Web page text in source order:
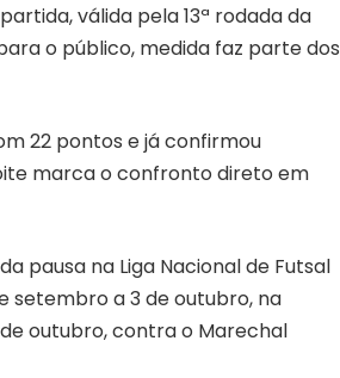
válida pela 13ª rodada da
o público, medida faz parte dos
22 pontos e já confirmou
marca o confronto direto em
pausa na Liga Nacional de Futsal
setembro a 3 de outubro, na
de outubro, contra o Marechal